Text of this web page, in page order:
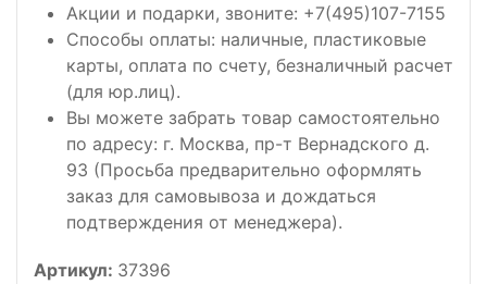
Акции и подарки, звоните: +7(495)107-7155
Способы оплаты: наличные, пластиковые
карты, оплата по счету, безналичный расчет
(для юр.лиц).
Вы можете забрать товар самостоятельно
по адресу: г. Москва, пр-т Вернадского д.
93 (Просьба предварительно оформлять
заказ для самовывоза и дождаться
подтверждения от менеджера).
Артикул: 37396